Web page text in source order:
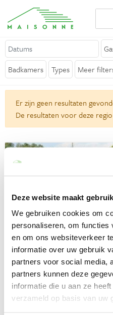
Deze website maakt
We gebruiken cookies om
personaliseren, om functies
en om ons websiteverkeer
informatie over uw gebruik
partners voor social media,
partners kunnen deze
informatie die u aan ze
verzameld op basis van uw
Badkamers
Types Meer
Er zijn geen resultaten
De resultaten voor deze
Petit Decize
Fours (Bourgogne-
Dit vakantiehuisje met
Bourgondië. Je komt hier
Fours.
Over Maisonne
Waarom Maisonne?
Affiliates
Vacatures
Verhuur je vakantiehuis
Algemene voorwaarden
Privacy verklaring
Verzekeringen
Ontdek Frankrijk
Vakantiehuis huren in Frankrijk
Verhuurders